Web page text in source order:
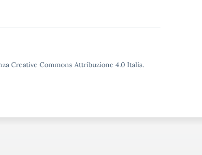
Creative Commons Attribuzione 4.0 Italia.